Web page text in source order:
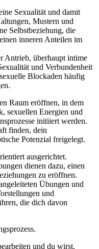
Sexualität und damit
Mustern und
Selbstbeziehung, die
inneren Anteilen im
Antrieb, überhaupt intime
und Verbundenheit
Blockaden häufig
Raum eröffnen, in dem
sexuellen Energien und
initiiert werden.
finden, dein
Potenzial freigelegt.
ausgerichtet.
dienen dazu, einen
zu eröffnen.
Übungen und
und
die dich davon
und du wirst,